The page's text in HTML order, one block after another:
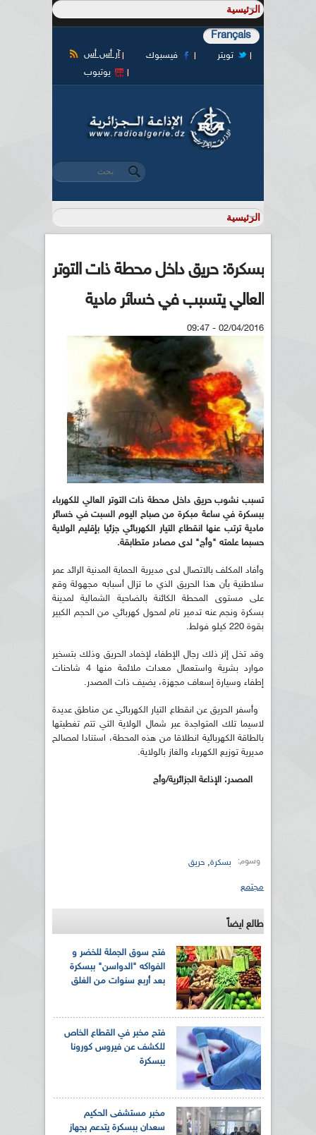
Français
آر أس أس فيسبوك
تويتر
يوتيوب
استمارة البحث
‏بحث ‏
بسكرة: حريق داخل محطة ذات التوتر
العالي يتسبب في خسائر مادية
02/04/2016 - 09:47
تسبب نشوب حريق داخل محطة ذات التوتر العالي للكهرباء
ببسكرة في ساعة مبكرة من صباح اليوم السبت في خسائر
مادية ترتب عنها انقطاع التيار الكهربائي جزئيا بإقليم الولاية
حسبما علمته "وأج" لدى مصادر متطابقة.
وأفاد المكلف بالاتصال لدى مديرية الحماية المدنية الرائد عمر
سلاطنية بأن هذا الحريق الذي ما تزال أسبابه مجهولة وقع
على مستوى المحطة الكائنة بالضاحية الشمالية لمدينة
بسكرة ونجم عنه تدمير تام لمحول كهربائي من الحجم الكبير
بقوة 220 كيلو فولط.
وقد تخل إثر ذلك رجال الإطفاء لإخماد الحريق وذلك بتسخير
موارد بشرية واستعمال معدات ملائمة منها 4 شاحنات
إطفاء وسيارة إسعاف مجهزة، يضيف ذات المصدر.
وأسفر الحريق عن انقطاع التيار الكهربائي عن مناطق عديدة
لاسيما تلك المتواجدة عبر شمال الولاية التي تتم تغطيتها
بالطاقة الكهربائية انطلاقا من هذه المحطة، استنادا لمصالح
مديرية توزيع الكهرباء والغاز بالولاية.
المصدر: الإذاعة الجزائرية/وأج
وسوم: بسكرة, حريق
مجتمع
طالع ايضاً
فتح سوق الجملة للخضر و
الفواكه "الدواسن" ببسكرة
بعد أربع سنوات من الغلق
فتح مخبر في القطاع الخاص
للكشف عن فيروس كورونا
ببسكرة
مخبر مستشفى الحكيم
سعدان ببسكرة يتدعم بجهاز